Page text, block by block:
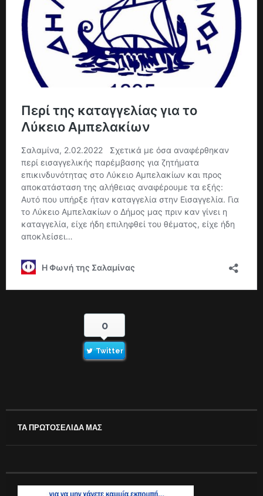
0
Twitter
ΤΑ ΠΡΩΤΟΣΕΛΙΔΑ ΜΑΣ